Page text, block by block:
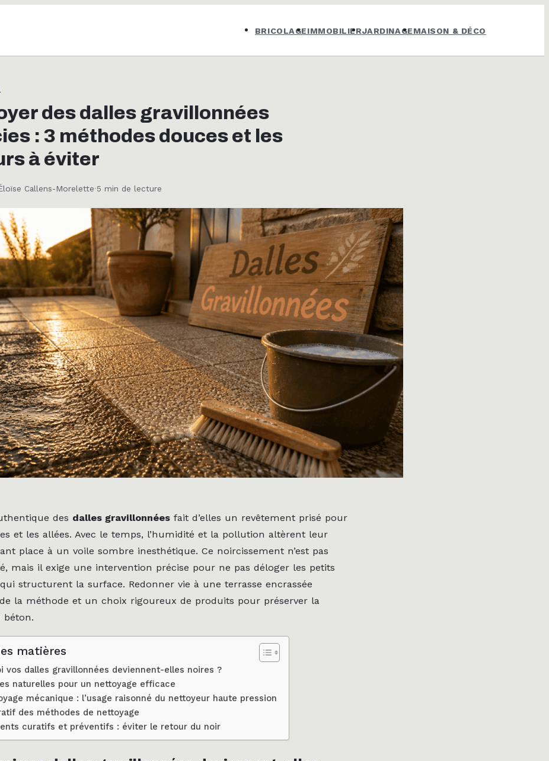
BRICOLAGEIMMOBILIERJARDINAGEMAISON & DÉCO
des dalles gravillonnées
: 3 méthodes douces et les
à éviter
Callens-Morelette·5 min de lecture
des dalles gravillonnées fait d’elles un revêtement prisé pour
et les allées. Avec le temps, l’humidité et la pollution altèrent leur
place à un voile sombre inesthétique. Ce noircissement n’est pas
mais il exige une intervention précise pour ne pas déloger les petits
structurent la surface. Redonner vie à une terrasse encrassée
la méthode et un choix rigoureux de produits pour préserver la
béton.
matières
vos dalles gravillonnées deviennent-elles noires ?
naturelles pour un nettoyage efficace
mécanique : l’usage raisonné du nettoyeur haute pression
des méthodes de nettoyage
curatifs et préventifs : éviter le retour du noir